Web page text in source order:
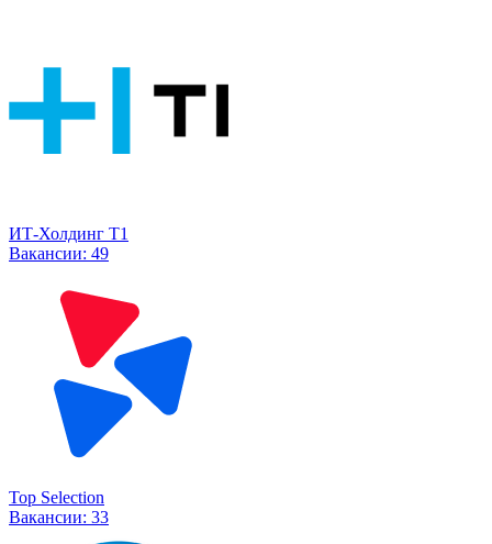
ИТ-Холдинг Т1
Вакансии: 49
Top Selection
Вакансии: 33